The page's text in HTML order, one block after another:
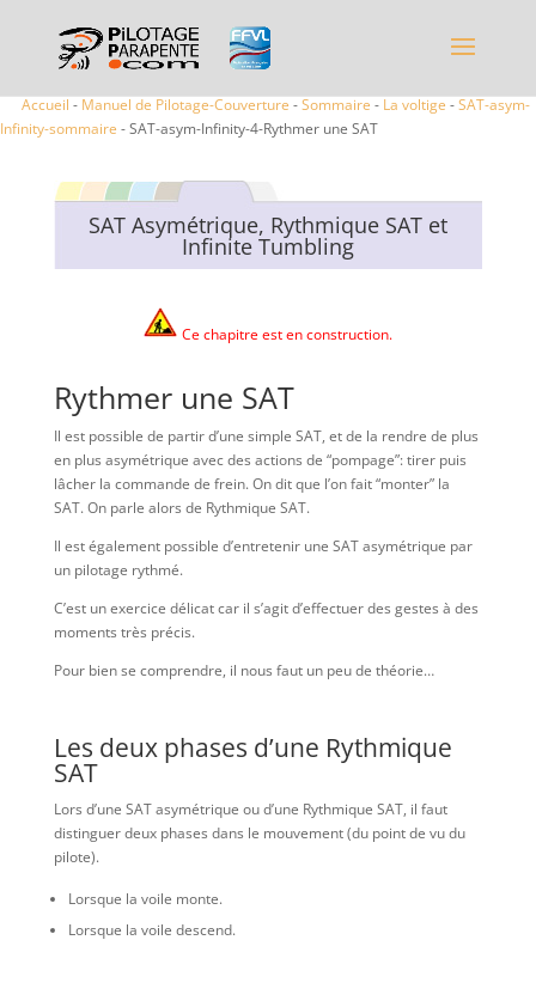
Accueil - Manuel de Pilotage-Couverture -Sommaire - La voltige -SAT-asym-
Infinity-sommaire - SAT-asym-Infinity-4-Rythmer une SAT
SAT Asymétrique, Rythmique SAT et
Infinite Tumbling
Ce chapitre est en construction.
Rythmer une SAT
Il est possible de partir d’une simple SAT, et de la rendre de plus
en plus asymétrique avec des actions de “pompage”: tirer puis
lâcher la commande de frein. On dit que l’on fait “monter” la
SAT. On parle alors de Rythmique SAT.
Il est également possible d’entretenir une SAT asymétrique par
un pilotage rythmé.
C’est un exercice délicat car il s’agit d’effectuer des gestes à des
moments très précis.
Pour bien se comprendre, il nous faut un peu de théorie…
Les deux phases d’une Rythmique
SAT
Lors d’une SAT asymétrique ou d’une Rythmique SAT, il faut
distinguer deux phases dans le mouvement (du point de vu du
pilote).
Lorsque la voile monte.
Lorsque la voile descend.